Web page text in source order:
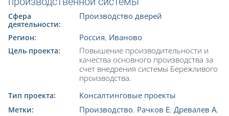
Сфера
деятельности:
Производство дверей
Регион: Россия, Иваново
Цель проекта:
Повышение производительности и
качества основного производства за
счет внедрения системы Бережливого
производства.
Тип проекта: Консалтинговые проекты
Метки: Производство, Рачков Е, Древалев А,